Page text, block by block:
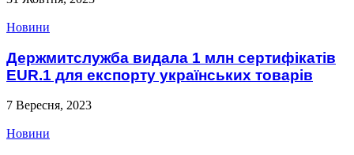
Новини
Держмитслужба видала 1 млн сертифікатів
EUR.1 для експорту українських товарів
7 Вересня, 2023
Новини